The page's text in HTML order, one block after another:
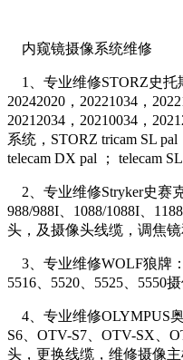
内窥镜摄像系统维修
1、专业维修STORZ史托
20242020，20221034，
20212034，20210034，
系统，STORZ tricam SL pal
telecam DX pal ； telecam
2、专业维修Stryker史赛
988/988I、1088/1088I、
头，及摄像头线缆，调焦
3、专业维修WOLF狼牌：
5516、5520、5525、5550
4、专业维修OLYMPUS
S6、OTV-S7、OTV-SX、
头，更换线缆，维修摄像